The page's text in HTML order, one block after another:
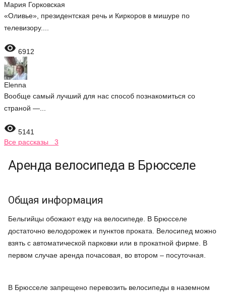
Мария Горковская
«Оливье», президентская речь и Киркоров в мишуре по
телевизору....
 6912
Elenna
Вообще самый лучший для нас способ познакомиться со
страной —...
 5141
Все рассказы 3
Аренда велосипеда в Брюсселе
Общая информация
Бельгийцы обожают езду на велосипеде. В Брюсселе
достаточно велодорожек и пунктов проката. Велосипед можно
взять с автоматической парковки или в прокатной фирме. В
первом случае аренда почасовая, во втором – посуточная.
В Брюсселе запрещено перевозить велосипеды в наземном